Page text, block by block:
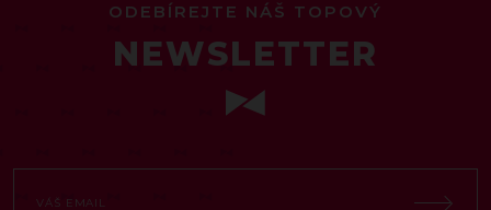
ODEBÍREJTE NÁŠ TOPOVÝ
NEWSLETTER